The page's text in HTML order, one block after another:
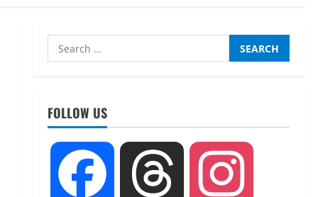
Search
for:
FOLLOW US
Facebook Threads
UTTARAKHAND NEWS
तीलू रौतेली पुरस्कार के लिए 13
वीरांगनाओं का चयन : रेखा आर्या